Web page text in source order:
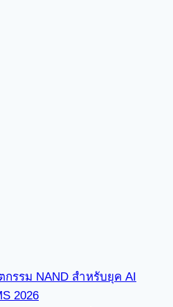
รรม NAND สำหรับยุค AI
2026